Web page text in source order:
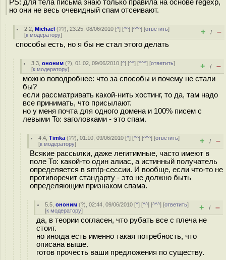
PS: для тела письма знаю только правила на основе regexp,
но они не весь очевидный спам отсеивают.
2.2 ,Michael (??), 23:25, 08/06/2010 [^] [^^] [^^^] [ответить]
[к модератору] + / –
способы есть, но я бы не стал этого делать
3.3 ,ононим (?), 01:02, 09/06/2010 [^] [^^] [^^^] [ответить]
[к модератору] + / –
можно поподробнее: что за способы и почему не стали
бы?
если рассматривать какой-нить хостинг, то да, там надо
все принимать, что присылают.
но у меня почта для одного домена и 100% писем с
левыми To: заголовками - это спам.
4.4 ,Timka (??), 01:10, 09/06/2010 [^] [^^] [^^^] [ответить]
[к модератору] + / –
Всякие рассылки, даже легитимные, часто имеют в
поле То: какой-то один алиас, а истинный получатель
определяется в smtp-сессии. И вообще, если что-то не
противоречит стандарту - это не должно быть
определяющим признаком спама.
5.5 ,ононим (?), 02:44, 09/06/2010 [^] [^^] [^^^] [ответить]
[к модератору] + / –
да, в теории согласен, что рубать все с плеча не
стоит.
но иногда есть именно такая потребность, что
описана выше.
готов прочесть ваши предложения по существу.